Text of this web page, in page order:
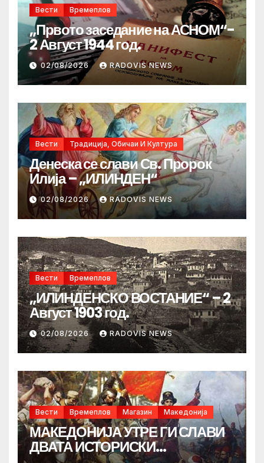
Вести Времеплов
„Првото заседание на АСНОМ“-
2 Август 1944 год.
02/08/2026 RADOVIS NEWS
Вести Традиција, Обичаи И Култура
Денеска се слави Св. Пророк
Илија – „ИЛИНДЕН“
02/08/2026 RADOVIS NEWS
Вести Времеплов
„ИЛИНДЕНСКО ВОСТАНИЕ“ – 2
Август 1903 год.
02/08/2026 RADOVIS NEWS
Вести Времеплов Магазин Македонија
МАКЕДОНИЈА УТРЕ ГИ СЛАВИ
ДВАТА ИСТОРИСКИ